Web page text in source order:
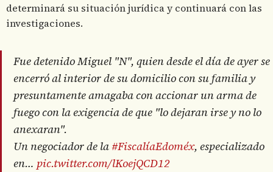
determinará su situación jurídica y continuará con las
investigaciones.
Fue detenido Miguel "N", quien desde el día de ayer se
encerró al interior de su domicilio con su familia y
presuntamente amagaba con accionar un arma de
fuego con la exigencia de que "lo dejaran irse y no lo
anexaran".
Un negociador de la#FiscalíaEdoméx, especializado
en… pic.twitter.com/lKoejQCD12